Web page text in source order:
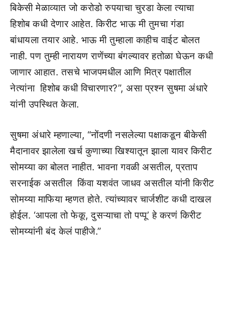
बिकेसी मेळाव्यात जो करोडो रुपयाचा चुरडा केला त्याचा
हिशोब कधी देणार आहेत. किरीट भाऊ मी तुमचा गंडा
बांधायला तयार आहे. भाऊ मी तुम्हाला काहीच वाईट बोलत
नाही. पण तुम्ही नारायण राणेंच्या बंगल्यावर हतोळा घेऊन कधी
जाणार आहात. तसचे भाजपमधील आणि मित्र पक्षातील
नेत्यांना हिशोब कधी विचारणार?”, असा प्रश्न सुषमा अंधारे
यांनी उपस्थित केला.
सुषमा अंधारे म्हणाल्या, “नोंदणी नसलेल्या पक्षाकडून बीकेसी
मैदानावर झालेला खर्च कुणाच्या खिश्यातून झाला यावर किरीट
सोमय्या का बोलत नाहीत. भावना गवळी असतील, प्रताप
सरनाईक असतील किंवा यशवंत जाधव असतील यांनी किरीट
सोमय्या माफिया म्हणत होते. त्यांच्यावर चार्जशीट कधी दाखल
होईल. ‘आपला तो फेकू, दुसऱ्याचा तो पप्पू’ हे करणं किरीट
सोमय्यांनी बंद केलं पाहीजे.”